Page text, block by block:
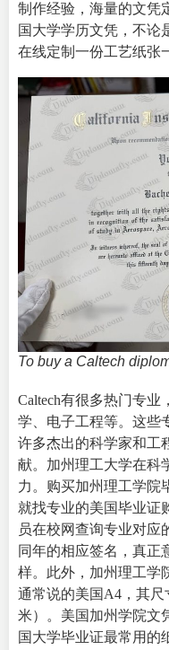
制作经验，海量的文凭
国大学学历文凭，不论
在线定制一份工艺纸张
To buy a Caltech
Caltech有很多热门专
学、电子工程等。这些
许多杰出的科学家和工
献。 加州理工大学在科
力。购买加州理工学院
就找专业的美国毕业证
员在校网查询专业对应
同年的相应签名，真正
样。此外，加州理工学
通常说的美国A4，其尺
米）。美国加州学院文
国大学毕业证最常用的